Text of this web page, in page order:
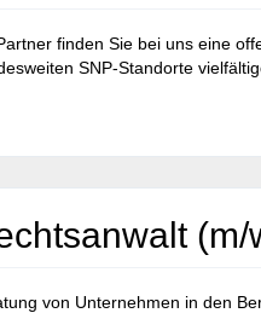
finden Sie bei uns eine
SNP-Standorte
von Unternehmen in den